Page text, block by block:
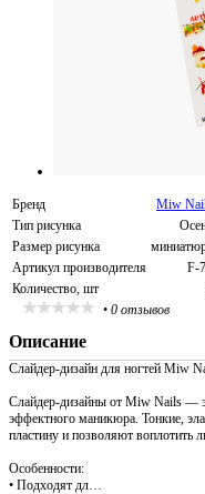
Бренд
Miw
Тип рисунка
Размер рисунка
Артикул производителя
F-
Количество, шт
• 0 отзывов
Описание
Слайдер-дизайн для ногтей Miw
Слайдер-дизайны от Miw Nails —
эффектного маникюра. Тонкие,
пластину и позволяют воплотить
Особенности:
• Подходят дл…